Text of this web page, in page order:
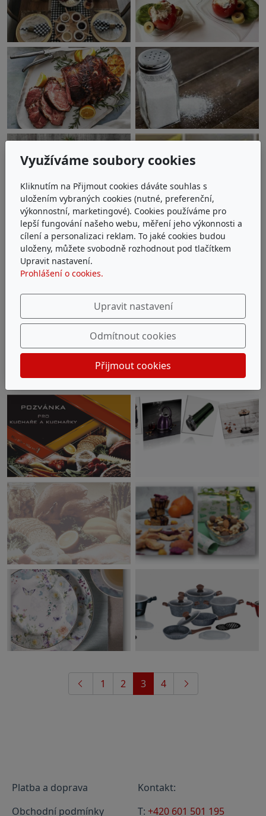
1 2 3 4
Platba a doprava
Obchodní podmínky
Kontakt:
T: +420 601 501 195
Využíváme soubory cookies
Kliknutím na Přijmout cookies dáváte souhlas s
uložením vybraných cookies (nutné, preferenční,
výkonnostní, marketingové). Cookies používáme pro
lepší fungování našeho webu, měření jeho výkonnosti a
cílení a personalizaci reklam. To jaké cookies budou
uloženy, můžete svobodně rozhodnout pod tlačítkem
Upravit nastavení.
Prohlášení o cookies.
Upravit nastavení
Odmítnout cookies
Přijmout cookies